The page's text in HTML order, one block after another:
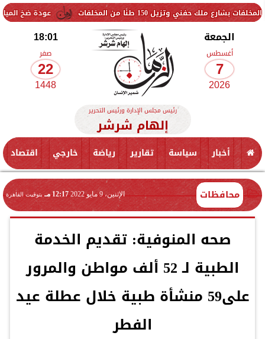
عودة ضخ المياه تدريجيًا 150 طنًا من المخلفات
الجمعة
أغسطس
7
2026
18:01
صفر
22
1448
رئيس مجلس الإدارة ورئيس التحرير
إلهام شرشر
أخبار سياسة تقارير رياضة خارجي اقتصاد
محافظات الإثنين، 9 مايو 2022 12:17 مـ بتوقيت القاهرة
صحه المنوفية: تقديم الخدمة
الطبية لـ 52 ألف مواطن والمرور
على59 منشأة طبية خلال عطلة عيد
الفطر